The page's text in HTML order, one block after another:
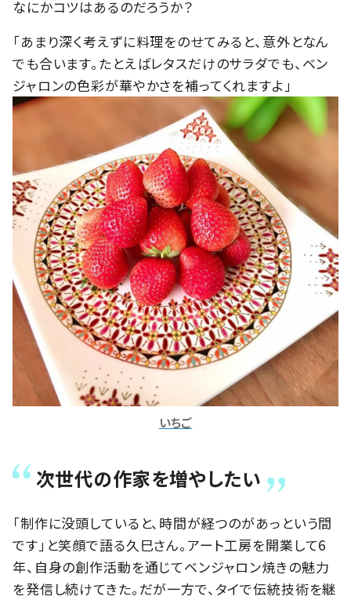
なにかコツはあるのだろうか？
「あまり深く考えずに料理をのせてみると、意外となん
でも合います。たとえばレタスだけのサラダでも、ベン
ジャロンの色彩が華やかさを補ってくれますよ」
いちご
次世代の作家を増やしたい
「制作に没頭していると、時間が経つのがあっという間
です」と笑顔で語る久巳さん。アート工房を開業して6
年、自身の創作活動を通じてベンジャロン焼きの魅力
を発信し続けてきた。だが一方で、タイで伝統技術を継